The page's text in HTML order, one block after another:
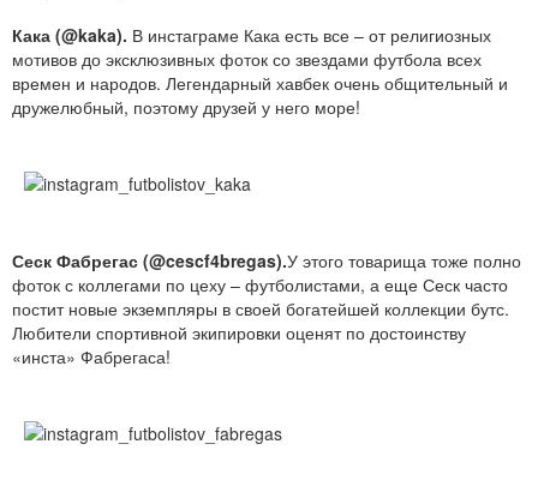
Кака (@kaka). В инстаграме Кака есть все – от религиозных
мотивов до эксклюзивных фоток со звездами футбола всех
времен и народов. Легендарный хавбек очень общительный и
дружелюбный, поэтому друзей у него море!
Сеск Фабрегас (@cescf4bregas).У этого товарища тоже полно
фоток с коллегами по цеху – футболистами, а еще Сеск часто
постит новые экземпляры в своей богатейшей коллекции бутс.
Любители спортивной экипировки оценят по достоинству
«инста» Фабрегаса!